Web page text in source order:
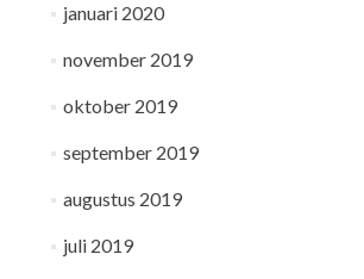
januari 2020
november 2019
oktober 2019
september 2019
augustus 2019
juli 2019